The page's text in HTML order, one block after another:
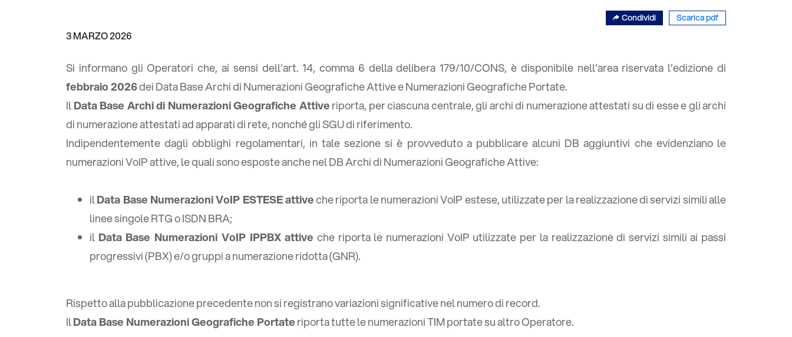
Condividi Scarica pdf
3 MARZO 2026
Si informano gli Operatori che, ai sensi dell’art. 14, comma 6 della delibera 179/10/CONS, è disponibile nell’area riservata l’edizione di
febbraio 2026dei Data Base Archi di Numerazioni Geografiche Attive e Numerazioni Geografiche Portate.
IlData Base Archi di Numerazioni Geografiche Attiveriporta, per ciascuna centrale, gli archi di numerazione attestati su di esse e gli archi
di numerazione attestati ad apparati di rete, nonché gli SGU di riferimento.
Indipendentemente dagli obblighi regolamentari, in tale sezione si è provveduto a pubblicare alcuni DB aggiuntivi che evidenziano le
numerazioni VoIP attive, le quali sono esposte anche nel DB Archi di Numerazioni Geografiche Attive:
ilData Base Numerazioni VoIP ESTESE attiveche riporta le numerazioni VoIP estese, utilizzate per la realizzazione di servizi simili alle
linee singole RTG o ISDN BRA;
il Data Base Numerazioni VoIP IPPBX attive che riporta le numerazioni VoIP utilizzate per la realizzazione di servizi simili ai passi
progressivi (PBX) e/o gruppi a numerazione ridotta (GNR).
Rispetto alla pubblicazione precedente non si registrano variazioni significative nel numero di record.
IlData Base Numerazioni Geografiche Portateriporta tutte le numerazioni TIM portate su altro Operatore.